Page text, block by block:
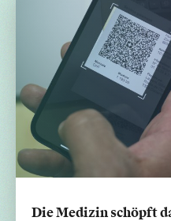
Die Medizin schöpft